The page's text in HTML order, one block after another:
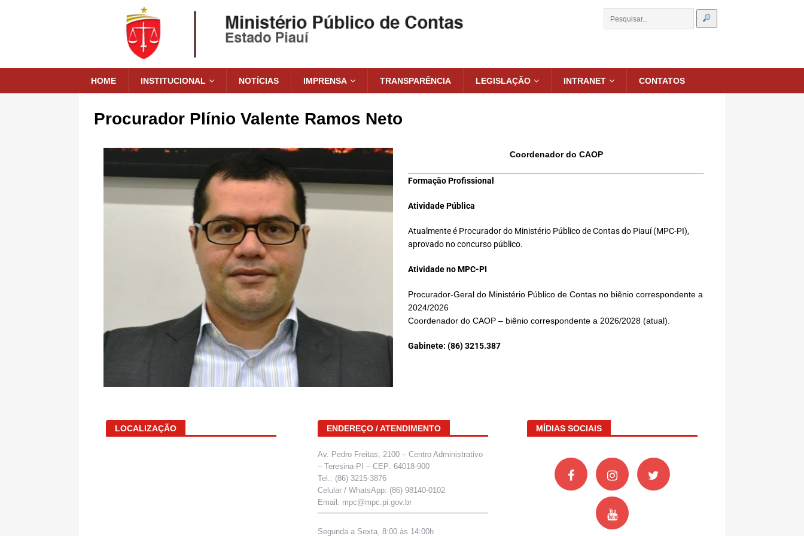
HOME INSTITUCIONAL NOTÍCIAS IMPRENSA TRANSPARÊNCIA LEGISLAÇÃO INTRANET CONTATOS
Procurador Plínio Valente Ramos Neto
Coordenador do CAOP
Formação Profissional
Atividade Pública
Atualmente é Procurador do Ministério Público de Contas do Piauí (MPC-PI),
aprovado no concurso público.
Atividade no MPC-PI
Procurador-Geral do Ministério Público de Contas no biênio correspondente a
2024/2026
Coordenador do CAOP – biênio correspondente a 2026/2028 (atual).
Gabinete: (86) 3215.387
LOCALIZAÇÃO ENDEREÇO / ATENDIMENTO
Av. Pedro Freitas, 2100 – Centro Administrativo
– Teresina-PI – CEP: 64018-900
Tel.: (86) 3215-3876
Celular / WhatsApp: (86) 98140-0102
Email: mpc@mpc.pi.gov.br
Segunda a Sexta, 8:00 às 14:00h
MÍDIAS SOCIAIS